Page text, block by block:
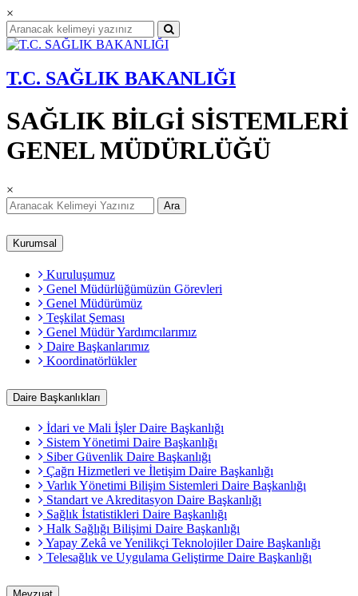
×
T.C. SAĞLIK BAKANLIĞI
SAĞLIK BİLGİ SİSTEMLERİ
GENEL MÜDÜRLÜĞÜ
×
Ara
Kurumsal
Kuruluşumuz
Genel Müdürlüğümüzün Görevleri
Genel Müdürümüz
Teşkilat Şeması
Genel Müdür Yardımcılarımız
Daire Başkanlarımız
Koordinatörlükler
Daire Başkanlıkları
İdari ve Mali İşler Daire Başkanlığı
Sistem Yönetimi Daire Başkanlığı
Siber Güvenlik Daire Başkanlığı
Çağrı Hizmetleri ve İletişim Daire Başkanlığı
Varlık Yönetimi Bilişim Sistemleri Daire Başkanlığı
Standart ve Akreditasyon Daire Başkanlığı
Sağlık İstatistikleri Daire Başkanlığı
Halk Sağlığı Bilişimi Daire Başkanlığı
Yapay Zekâ ve Yenilikçi Teknolojiler Daire Başkanlığı
Telesağlık ve Uygulama Geliştirme Daire Başkanlığı